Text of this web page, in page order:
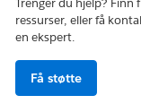
Trenger du hjelp? Finn
ressurser, eller få
en ekspert.
Få støtte